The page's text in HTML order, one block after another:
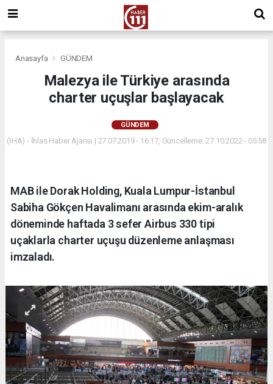
Anasayfa GÜNDEM
Malezya ile Türkiye arasında
charter uçuşlar başlayacak
GÜNDEM
(İHA) - İhlas Haber Ajansı | 27.07.2019 - 16:17, Güncelleme: 27.10.2022 - 05:58
MAB ile Dorak Holding, Kuala Lumpur-İstanbul
Sabiha Gökçen Havalimanı arasında ekim-aralık
döneminde haftada 3 sefer Airbus 330 tipi
uçaklarla charter uçuşu düzenleme anlaşması
imzaladı.